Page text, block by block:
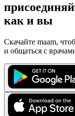
как и вы
Скачайте maam,
и общаться с